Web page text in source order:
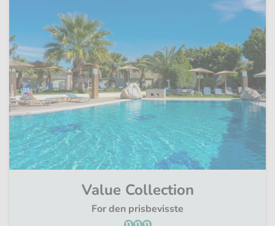
Value Collection
For den prisbevisste